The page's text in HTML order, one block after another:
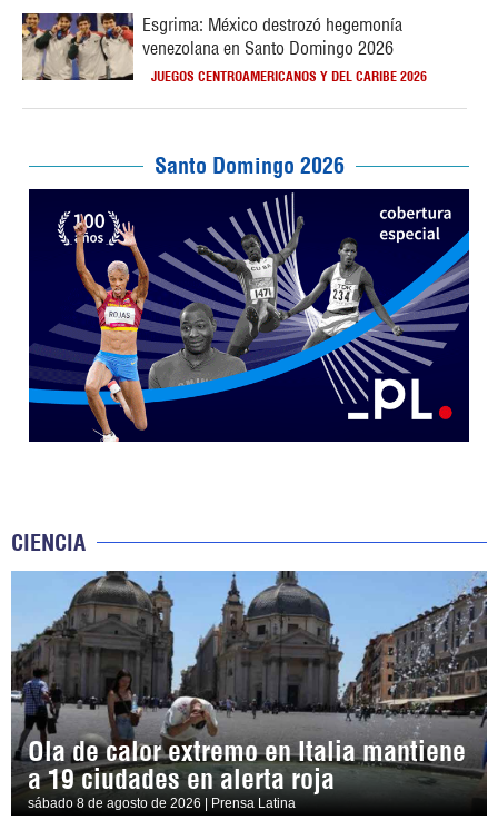
Esgrima: México destrozó hegemonía
venezolana en Santo Domingo 2026
JUEGOS CENTROAMERICANOS Y DEL CARIBE 2026
Santo Domingo 2026
CIENCIA
Ola de calor extremo en Italia mantiene
a 19 ciudades en alerta roja
sábado 8 de agosto de 2026 | Prensa Latina